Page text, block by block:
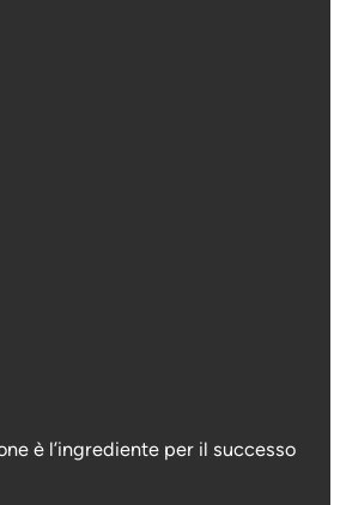
è l’ingrediente per il successo